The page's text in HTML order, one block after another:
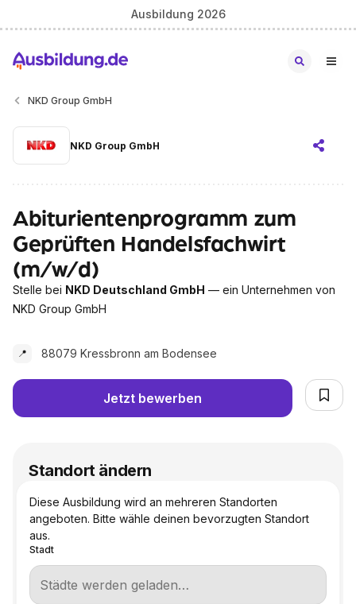
Ausbildung 2026
NKD Group GmbH
NKD Group GmbH
Abiturientenprogramm zum
Geprüften Handelsfachwirt
(m/w/d)
Stelle bei NKD Deutschland GmbH — ein Unternehmen von
NKD Group GmbH
📍 88079 Kressbronn am Bodensee
Jetzt bewerben
Standort ändern
Diese Ausbildung wird an mehreren Standorten
angeboten. Bitte wähle deinen bevorzugten Standort
aus.
Stadt